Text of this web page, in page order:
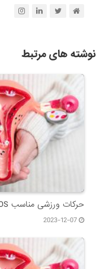
نوشته های مرتبط
حرکات ورزشی مناسب PCOS (قسمت دوم)
2023-12-07